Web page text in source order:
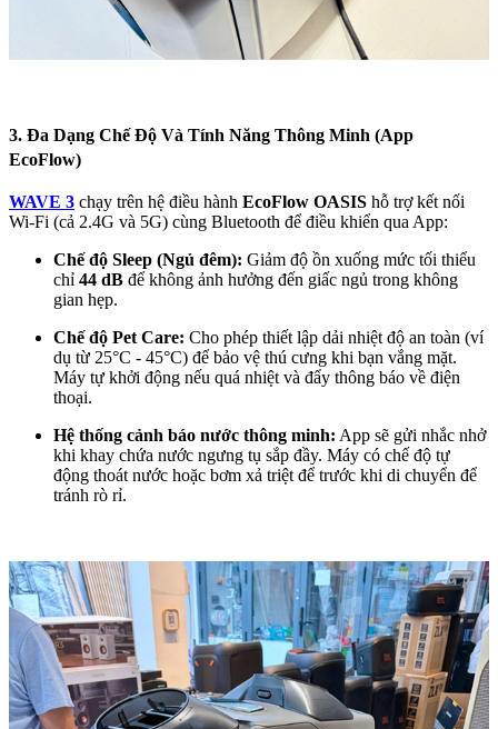
3. Đa Dạng Chế Độ Và Tính Năng Thông Minh (App
EcoFlow)
WAVE 3 chạy trên hệ điều hành EcoFlow OASIS hỗ trợ kết nối
Wi-Fi (cả 2.4G và 5G) cùng Bluetooth để điều khiển qua App:
Chế độ Sleep (Ngủ đêm): Giảm độ ồn xuống mức tối thiểu
chỉ 44 dB để không ảnh hưởng đến giấc ngủ trong không
gian hẹp.
Chế độ Pet Care: Cho phép thiết lập dải nhiệt độ an toàn (ví
dụ từ 25°C - 45°C) để bảo vệ thú cưng khi bạn vắng mặt.
Máy tự khởi động nếu quá nhiệt và đẩy thông báo về điện
thoại.
Hệ thống cảnh báo nước thông minh: App sẽ gửi nhắc nhở
khi khay chứa nước ngưng tụ sắp đầy. Máy có chế độ tự
động thoát nước hoặc bơm xả triệt để trước khi di chuyển để
tránh rò rỉ.